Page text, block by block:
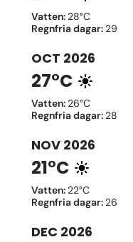
Vatten: 28°C
Regnfria dagar: 29
OCT 2026
27°C
Vatten: 26°C
Regnfria dagar: 28
NOV 2026
21°C
Vatten: 22°C
Regnfria dagar: 26
DEC 2026